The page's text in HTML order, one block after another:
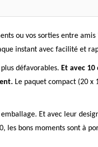
ou vos sorties entre amis
instant avec facilité et
défavorables. Et avec
Le paquet compact (20 x
Et avec leur
les bons moments sont à